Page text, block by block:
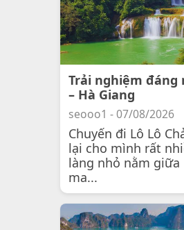
Trải nghiệm đáng
– Hà Giang
seooo1 - 07/08/2026
Chuyến đi Lô Lô
lại cho mình rất
làng nhỏ nằm
ma...